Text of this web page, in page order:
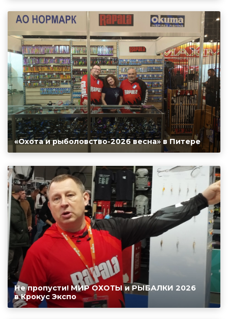
«Охота и рыболовство-2026 весна» в Питере
Не пропусти! МИР ОХОТЫ и РЫБАЛКИ 2026
в Крокус Экспо